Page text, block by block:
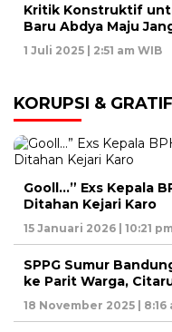
Kritik Konstruktif
Baru Abdya Maju
1 Juli 2025 | 2:51 am WIB
KORUPSI &
Gooll…” Exs Kepala
Ditahan Kejari Karo
15 Januari 2026 | 10:21
SPPG Sumur
ke Parit Warga,
18 November 2025 | 8:16